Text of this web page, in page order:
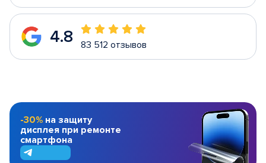
4.8 83 512 отзывов
-30% на защиту
дисплея при ремонте
смартфона